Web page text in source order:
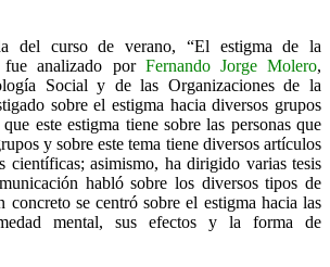
del curso de verano, “El estigma de la
fue analizado por Fernando Jorge Molero,
Social y de las Organizaciones de la
sobre el estigma hacia diversos grupos
este estigma tiene sobre las personas que
y sobre este tema tiene diversos artículos
científicas; asimismo, ha dirigido varias tesis
habló sobre los diversos tipos de
concreto se centró sobre el estigma hacia las
mental, sus efectos y la forma de